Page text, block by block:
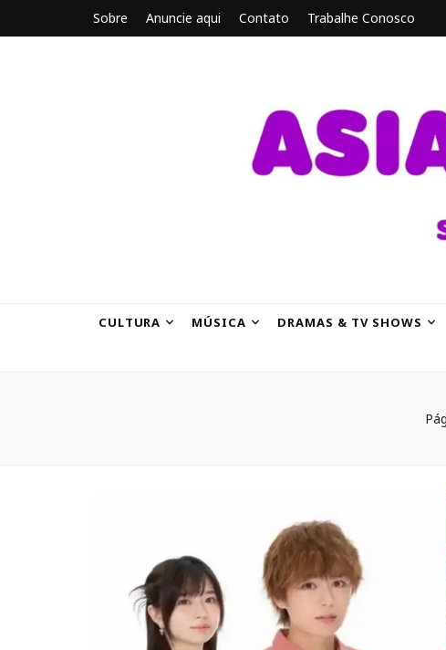
Sobre Anuncie aqui Contato Trabalhe Conosco
CULTURA MÚSICA DRAMAS & TV SHOWS